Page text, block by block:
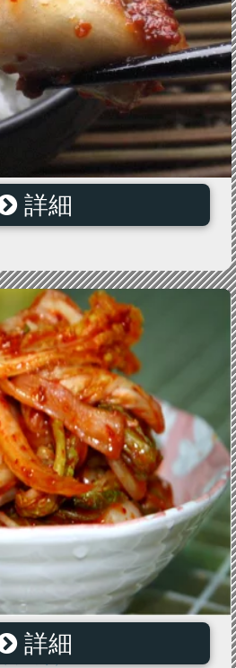
の有名百貨店でも大人気!!高級白
詳細
理レシピ】 浅漬け白菜キムチ
ジョリ）
詳細